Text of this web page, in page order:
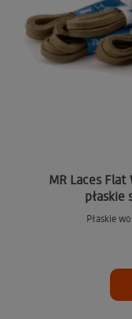
MR Laces
płaskie
Płaskie